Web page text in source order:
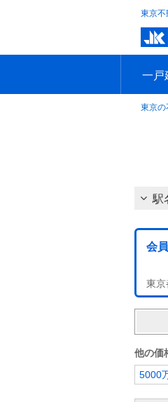
東京不
一戸
エリ
沿線
新築
中古
本日
今週
東京の
駅
会
東京
他の価
5000